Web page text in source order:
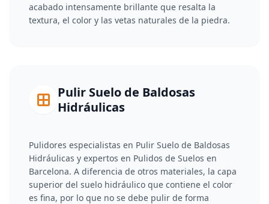
acabado intensamente brillante que resalta la
textura, el color y las vetas naturales de la piedra.
Pulir Suelo de Baldosas
Hidráulicas
Pulidores especialistas en Pulir Suelo de Baldosas
Hidráulicas y expertos en Pulidos de Suelos en
Barcelona. A diferencia de otros materiales, la capa
superior del suelo hidráulico que contiene el color
es fina, por lo que no se debe pulir de forma